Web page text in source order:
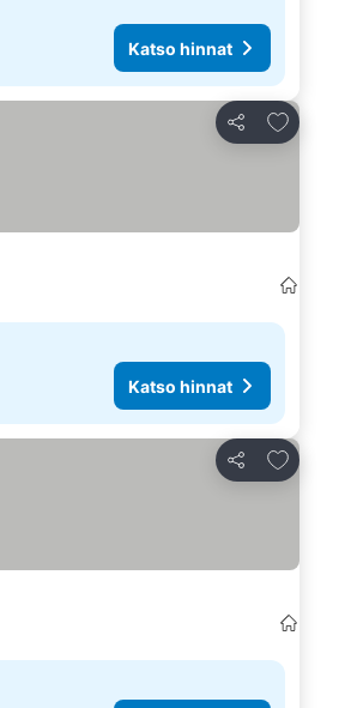
Katso hinnat
Jaa
Lisää
Katso hinnat
Jaa
Lisää